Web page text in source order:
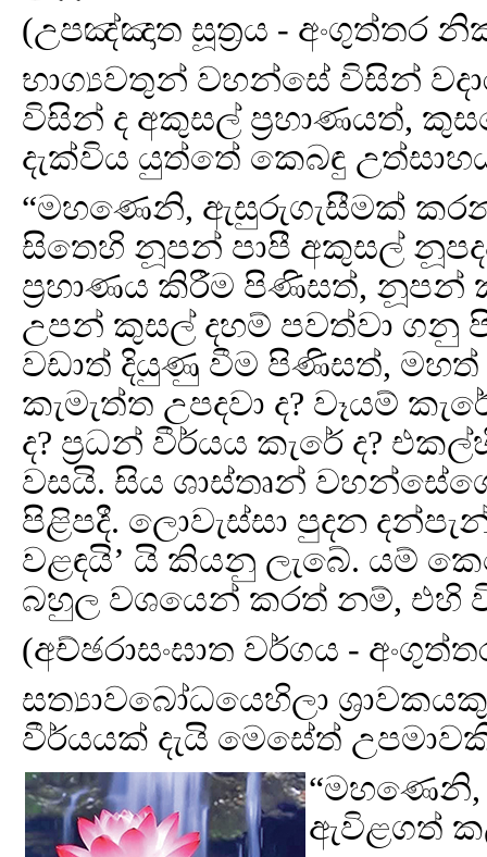
(උපඤ්ඤාත සූත්‍රය - අංගුත්තර
භාග්‍යවතුන් වහන්සේ විසින්
විසින් ද අකුසල් ප්‍රහාණයත්,
දැක්විය යුත්තේ කෙබඳු
“මහණෙනි, ඇසුරුගැසීමක්
සිතෙහි නූපන් පාපී අකුසල්
ප්‍රහාණය කිරීම පිණිසත්, නූපන්
උපන් කුසල් දහම් පවත්වා
වඩාත් දියුණු වීම පිණිසත්,
කැමැත්ත උපදවා ද? වෑයම්
ද? ප්‍රධන් වීර්යය කැරේ ද?
වසයි. සිය ශාස්තෘන්
පිළිපදී. ලොවැස්සා පුදන
වළඳයි’ යි කියනු ලැබේ. යම්
බහුල වශයෙන් කරත් නම්, එහි
(අච්ඡරාසංඝාත වර්ගය -
සත්‍යාවබෝධයෙහිලා
වීර්යයක් දැයි මෙසේත්
“මහණෙනි,
ඇවිළගත්